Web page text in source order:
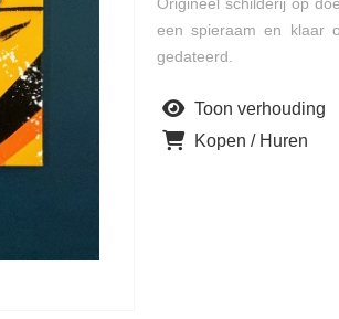
een spieraam en klaar
gedateerd.
Toon verhouding
Kopen / Huren